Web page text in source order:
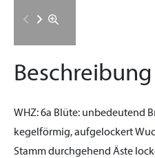
Beschreibung
WHZ:6a Blüte: unbedeutend
kegelförmig, aufgelockert
Stamm durchgehend Äste